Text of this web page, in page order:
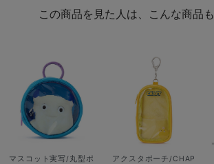
この商品を見た人は、こんな商品
マスコット実写/丸型ポ
アクスタポーチ/CHAP